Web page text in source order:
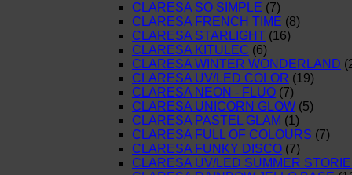
CLARESA SO SIMPLE (7)
CLARESA FRENCH TIME (8)
CLARESA STARLIGHT (16)
CLARESA KITULEC (6)
CLARESA WINTER WONDERLAND
CLARESA UV/LED COLOR (19)
CLARESA NEON - FLUO (7)
CLARESA UNICORN GLOW (5)
CLARESA PASTEL GLAM (1)
CLARESA FULL OF COLOURS (7)
CLARESA FUNKY DISCO (7)
CLARESA UV/LED SUMMER